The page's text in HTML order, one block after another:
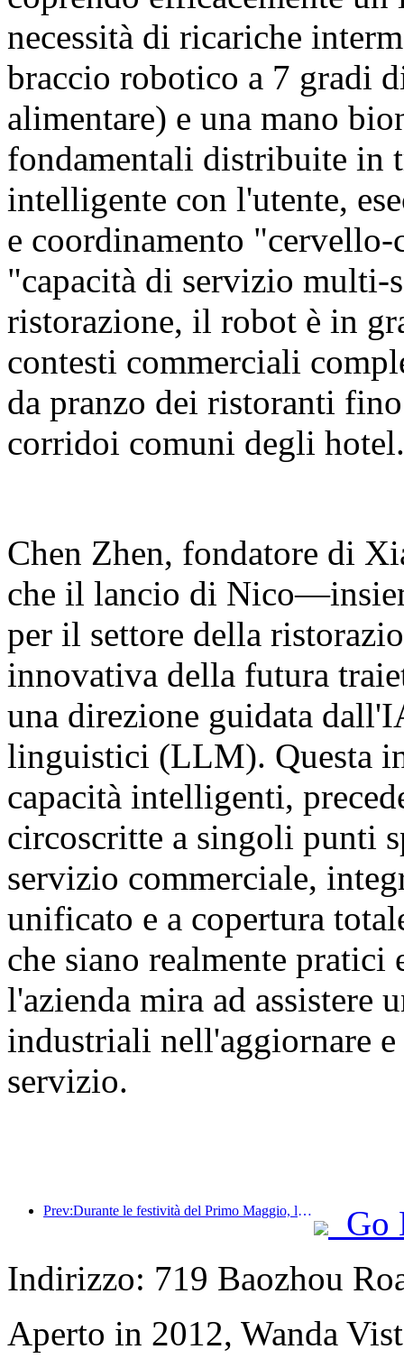
necessità di ricariche
braccio robotico a 7 gradi
alimentare) e una mano
fondamentali distribuite in
intelligente con l'utente,
e coordinamento
"capacità di servizio multi-
ristorazione, il robot è in
contesti commerciali
da pranzo dei ristoranti
corridoi comuni degli hotel.
Chen Zhen, fondatore di
che il lancio di
per il settore della
innovativa della futura
una direzione guidata
linguistici (LLM). Questa
capacità intelligenti,
circoscritte a singoli punti
servizio commerciale,
unificato e a copertura
che siano realmente pratici
l'azienda mira ad assistere
industriali nell'aggiornare
servizio.
Prev:Durante le festività del Primo Maggio, la ferrovia del delta del fiume Yangtze ha trasportato oltre 21,38 milioni di passeggeri.
Go
Indirizzo: 719 Baozhou
Aperto in 2012, Wanda